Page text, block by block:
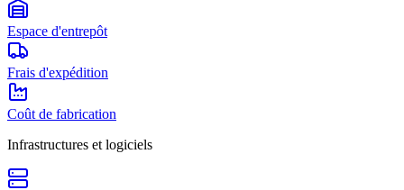
Espace d'entrepôt
Frais d'expédition
Coût de fabrication
Infrastructures et logiciels